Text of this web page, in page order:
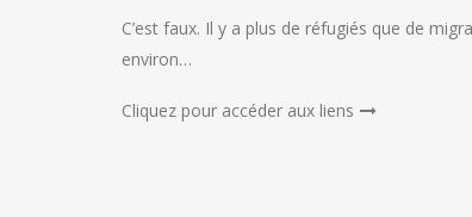
C’est faux. Il y a plus de réfugiés que de
environ…
Cliquez pour accéder aux liens